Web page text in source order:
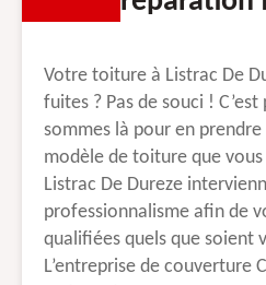
Votre toiture à Listrac De
fuites ? Pas de souci !
sommes là pour en
modèle de toiture que
Listrac De Dureze
professionnalisme afin de
qualifiées quels que soient
L’entreprise de couverture